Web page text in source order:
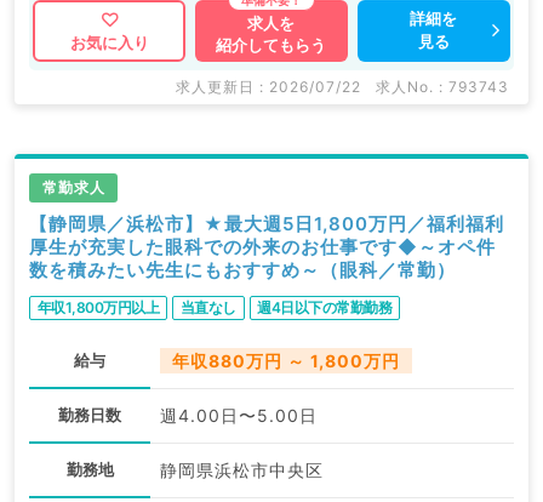
お気に入り
求人を
紹介してもらう
詳細を
見る
求人更新日 : 2026/07/22 求人No. : 793743
常勤求人
【静岡県／浜松市】★最大週5日1,800万円／福利福利
厚生が充実した眼科での外来のお仕事です◆～オペ件
数を積みたい先生にもおすすめ～（眼科／常勤）
年収1,800万円以上 当直なし 週4日以下の常勤勤務
給与 年収880万円 ～ 1,800万円
勤務日数 週4.00日〜5.00日
勤務地 静岡県浜松市中央区